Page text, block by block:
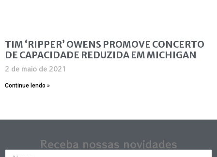
TIM ‘RIPPER’ OWENS PROMOVE CONCERTO
DE CAPACIDADE REDUZIDA EM MICHIGAN
2 de maio de 2021
Continue lendo »
Receba nossas novidades